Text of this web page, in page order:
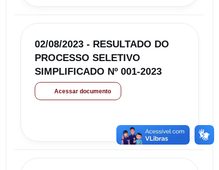
02/08/2023 - RESULTADO DO
PROCESSO SELETIVO
SIMPLIFICADO Nº 001-2023
Acessar documento